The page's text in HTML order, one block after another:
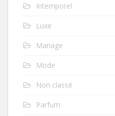
Intemporel
Luxe
Mariage
Mode
Non classé
Parfum